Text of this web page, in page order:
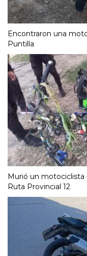
Encontraron una
Puntilla
Murió un motociclista
Ruta Provincial 12